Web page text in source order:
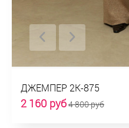
ДЖЕМПЕР 2К-875
2 160 руб4 800 руб